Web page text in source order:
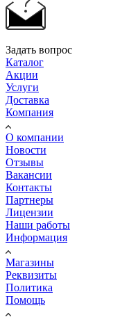
Задать вопрос
Каталог
Акции
Услуги
Доставка
Компания
О компании
Новости
Отзывы
Вакансии
Контакты
Партнеры
Лицензии
Наши работы
Информация
Магазины
Реквизиты
Политика
Помощь